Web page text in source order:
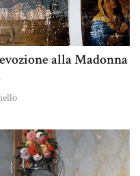
alla Madonna